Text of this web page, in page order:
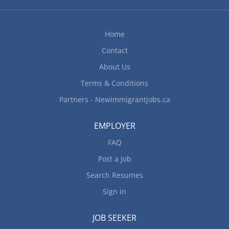
Home
Contact
About Us
Terms & Conditions
Partners - Newimmigrantjobs.ca
EMPLOYER
FAQ
Post a Job
Search Resumes
Sign in
JOB SEEKER